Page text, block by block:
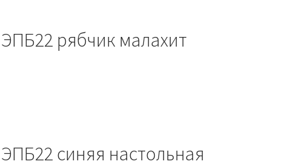
рябчик малахит
синяя настольная